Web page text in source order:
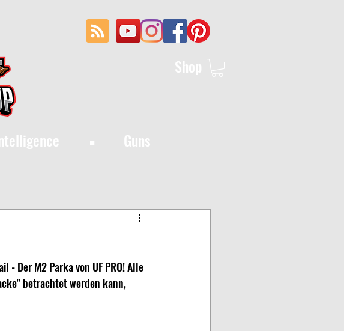
Shop
Guns
·
- Der M2 Parka von UF PRO! Alle
betrachtet werden kann,